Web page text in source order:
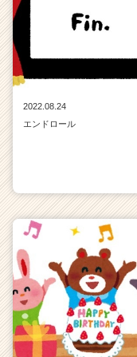
2022.08.24
エンドロール